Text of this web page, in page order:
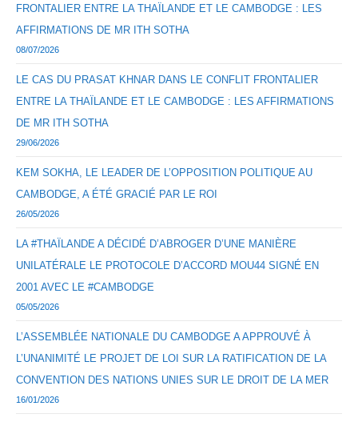
FRONTALIER ENTRE LA THAÏLANDE ET LE CAMBODGE : LES
AFFIRMATIONS DE MR ITH SOTHA
08/07/2026
LE CAS DU PRASAT KHNAR DANS LE CONFLIT FRONTALIER
ENTRE LA THAÏLANDE ET LE CAMBODGE : LES AFFIRMATIONS
DE MR ITH SOTHA
29/06/2026
KEM SOKHA, LE LEADER DE L’OPPOSITION POLITIQUE AU
CAMBODGE, A ÉTÉ GRACIÉ PAR LE ROI
26/05/2026
LA #THAÏLANDE A DÉCIDÉ D’ABROGER D’UNE MANIÈRE
UNILATÉRALE LE PROTOCOLE D’ACCORD MOU44 SIGNÉ EN
2001 AVEC LE #CAMBODGE
05/05/2026
L’ASSEMBLÉE NATIONALE DU CAMBODGE A APPROUVÉ À
L’UNANIMITÉ LE PROJET DE LOI SUR LA RATIFICATION DE LA
CONVENTION DES NATIONS UNIES SUR LE DROIT DE LA MER
16/01/2026